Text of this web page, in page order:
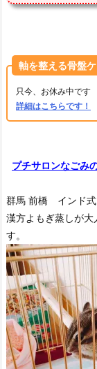
軸を整える骨盤
只今、お休み中です
詳細はこちらです！
プチサロンなごみ
群馬 前橋 インド式
漢方よもぎ蒸しが
す。